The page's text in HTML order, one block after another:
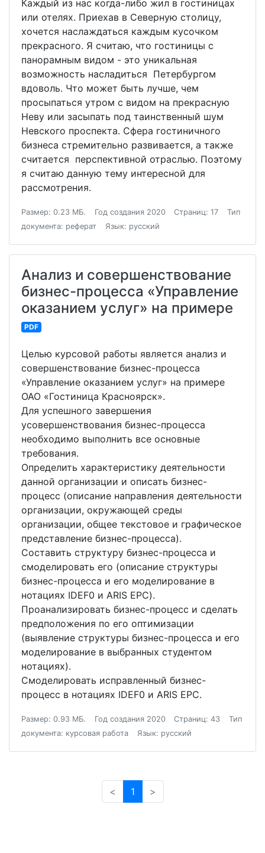
Каждый из нас когда-либо жил в гостиницах
или отелях. Приехав в Северную столицу,
хочется наслаждаться каждым кусочком
прекрасного. Я считаю, что гостиницы с
панорамным видом - это уникальная
возможность насладиться Петербургом
вдоволь. Что может быть лучше, чем
просыпаться утром с видом на прекрасную
Неву или засыпать под таинственный шум
Невского проспекта. Сфера гостиничного
бизнеса стремительно развивается, а также
считается перспективной отраслью. Поэтому
я считаю данную тему интересной для
рассмотрения.
Размер: 0.23 МБ. Год создания 2020 Страниц: 17
Тип
документа: реферат
Язык: русский
Анализ и совершенствование
бизнес-процесса «Управление
оказанием услуг» на примере
PDF
Целью курсовой работы является анализ и
совершенствование бизнес-процесса
«Управление оказанием услуг» на примере
ОАО «Гостиница Красноярск».
Для успешного завершения
усовершенствования бизнес-процесса
необходимо выполнить все основные
требования.
Определить характеристику деятельности
данной организации и описать бизнес-
процесс (описание направления деятельности
организации, окружающей среды
организации, общее текстовое и графическое
представление бизнес-процесса).
Составить структуру бизнес-процесса и
смоделировать его (описание структуры
бизнес-процесса и его моделирование в
нотациях IDEF0 и ARIS EPC).
Проанализировать бизнес-процесс и сделать
предположения по его оптимизации
(выявление структуры бизнес-процесса и его
моделирование в выбранных студентом
нотациях).
Смоделировать исправленный бизнес-
процесс в нотациях IDEF0 и ARIS EPC.
Размер: 0.93 МБ. Год создания 2020 Страниц: 43
Тип
документа: курсовая работа
Язык: русский
< 1 >